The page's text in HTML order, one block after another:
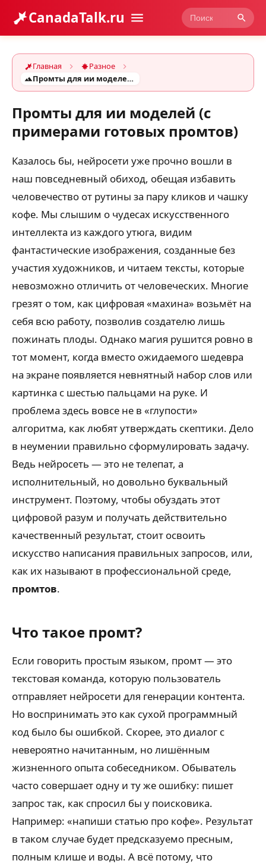
CanadaTalk.ru
Главная
Разное
Промты для ии моделей (с примерами готовых промтов)
Промты для ии моделей (с
примерами готовых промтов)
Казалось бы, нейросети уже прочно вошли в
наш повседневный обиход, обещая избавить
человечество от рутины за пару кликов и чашку
кофе. Мы слышим о чудесах искусственного
интеллекта из каждого утюга, видим
фантастические изображения, созданные без
участия художников, и читаем тексты, которые
невозможно отличить от человеческих. Многие
грезят о том, как цифровая «махина» возьмёт на
себя всю работу, позволив создателю лишь
пожинать плоды. Однако магия рушится ровно в
тот момент, когда вместо ожидаемого шедевра
на экране появляется невнятный набор слов или
картинка с шестью пальцами на руке. И
проблема здесь вовсе не в «глупости»
алгоритма, как любят утверждать скептики. Дело
в неумении правильно сформулировать задачу.
Ведь нейросеть — это не телепат, а
исполнительный, но довольно буквальный
инструмент. Поэтому, чтобы обуздать этот
цифровой разум и получать действительно
качественный результат, стоит освоить
искусство написания правильных запросов, или,
как их называют в профессиональной среде,
промтов.
Что такое промт?
Если говорить простым языком, промт — это
текстовая команда, которую пользователь
отправляет нейросети для генерации контента.
Но воспринимать это как сухой программный
код было бы ошибкой. Скорее, это диалог с
невероятно начитанным, но лишённым
жизненного опыта собеседником. Обыватель
часто совершает одну и ту же ошибку: пишет
запрос так, как спросил бы у поисковика.
Например: «напиши статью про кофе». Результат
в таком случае будет предсказуемо пресным,
полным клише и воды. А всё потому, что